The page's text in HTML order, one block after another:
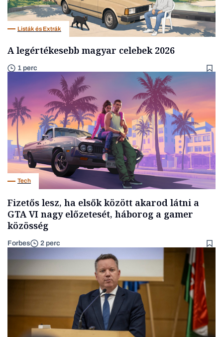
Listák és Extrák
A legértékesebb magyar celebek 2026
1 perc
Tech
Fizetős lesz, ha elsők között akarod látni a
GTA VI nagy előzetesét, háborog a gamer
közösség
Forbes 2 perc